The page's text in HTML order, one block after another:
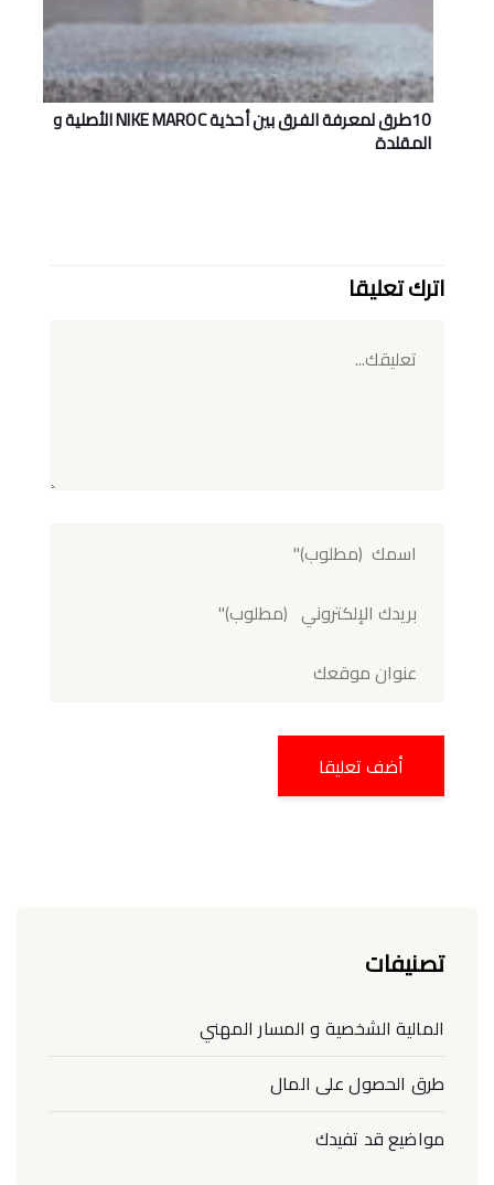
10طرق لمعرفة الفرق بين أحذية NIKE MAROC اﻷصلية و
المقلدة
اترك تعليقا
تصنيفات
المالية الشخصية و المسار المهني
طرق الحصول على المال
مواضيع قد تفيدك